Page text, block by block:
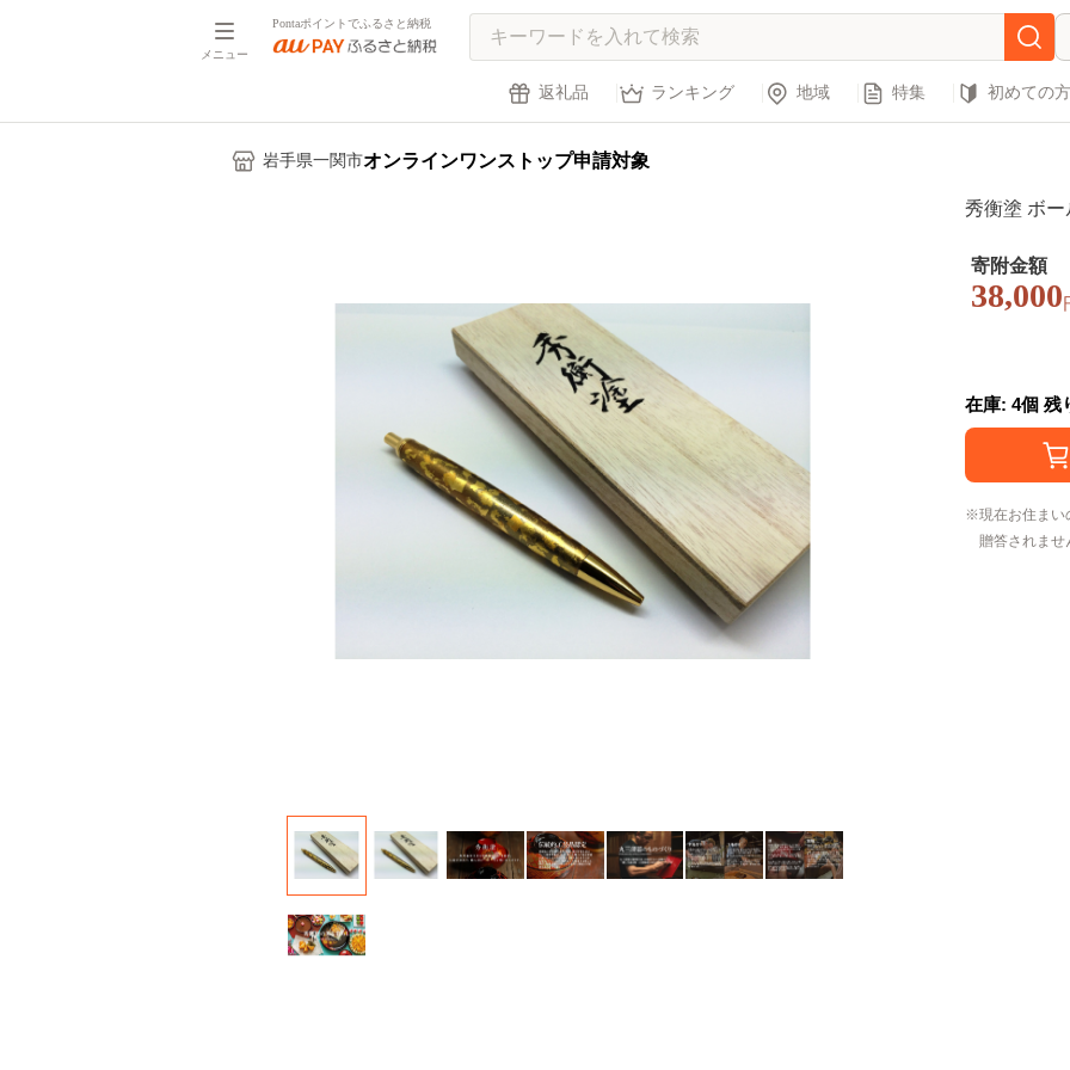
メニュー
Pontaポイントでふるさと納税
返礼品 ランキング 地域 特集 初めての方
岩手県一関市オンラインワンストップ申請対象
秀衡塗 ボ
寄附金額
38,000
在庫: 4個 残
現在お住まい
贈答されませ